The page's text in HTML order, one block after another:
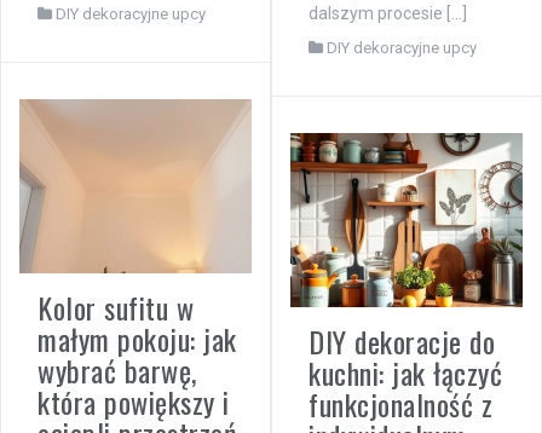
DIY dekoracyjne upcy
dalszym procesie […]
DIY dekoracyjne upcy
Kolor sufitu w
małym pokoju: jak
wybrać barwę,
która powiększy i
DIY dekoracje do
kuchni: jak łączyć
funkcjonalność z